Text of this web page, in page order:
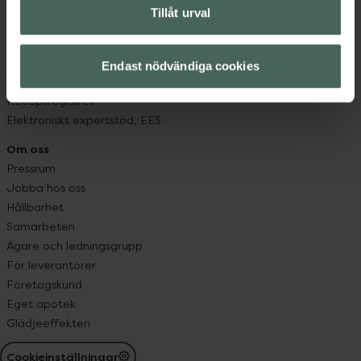
Tillåt urval
Endast nödvändiga cookies
Läkemedelsutbyte
Lämna in gammal medicin
Receptregistret
Elektroniskt expertstöd, EES
Om oss
Pressrum
Jobba hos oss
Hållbarhet
Samarbeten
Ägare och ledningsgrupp
För leverantörer
Företagskund
Eget apotek
Glädjeeffekten
Cookieinställningar